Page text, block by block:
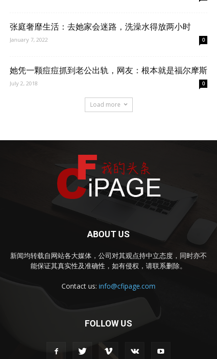
张庭奢靡生活：去她家会迷路，洗澡水得放两小时
January 7, 2022 0
她凭一颗痘痘抓到老公出轨，网友：根本就是福尔摩斯
July 2, 2018 0
Load more
ABOUT US
新闻均转载自网站各大媒体，公司对其观点持中立态度，同时亦不
能保证其真实性及准确性，如有侵权，请联系删除。
Contact us: info@cfipage.com
FOLLOW US